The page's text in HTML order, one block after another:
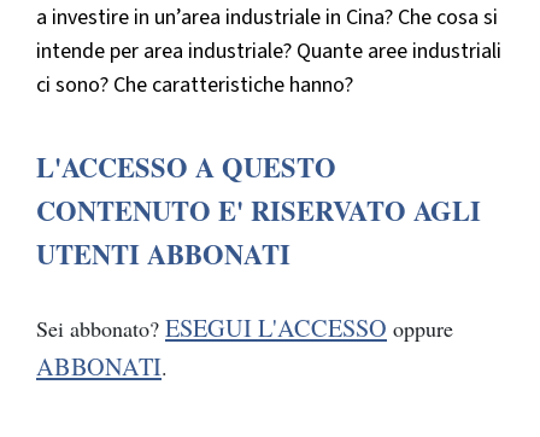
a investire in un’area industriale in Cina? Che cosa si
intende per area industriale? Quante aree industriali
ci sono? Che caratteristiche hanno?
L'ACCESSO A QUESTO
CONTENUTO E' RISERVATO AGLI
UTENTI ABBONATI
Sei abbonato? ESEGUI L'ACCESSO oppure
ABBONATI.